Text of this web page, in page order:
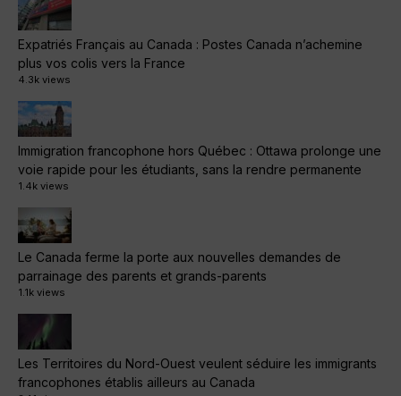
Expatriés Français au Canada : Postes Canada n’achemine
plus vos colis vers la France
4.3k views
Immigration francophone hors Québec : Ottawa prolonge une
voie rapide pour les étudiants, sans la rendre permanente
1.4k views
Le Canada ferme la porte aux nouvelles demandes de
parrainage des parents et grands-parents
1.1k views
Les Territoires du Nord-Ouest veulent séduire les immigrants
francophones établis ailleurs au Canada